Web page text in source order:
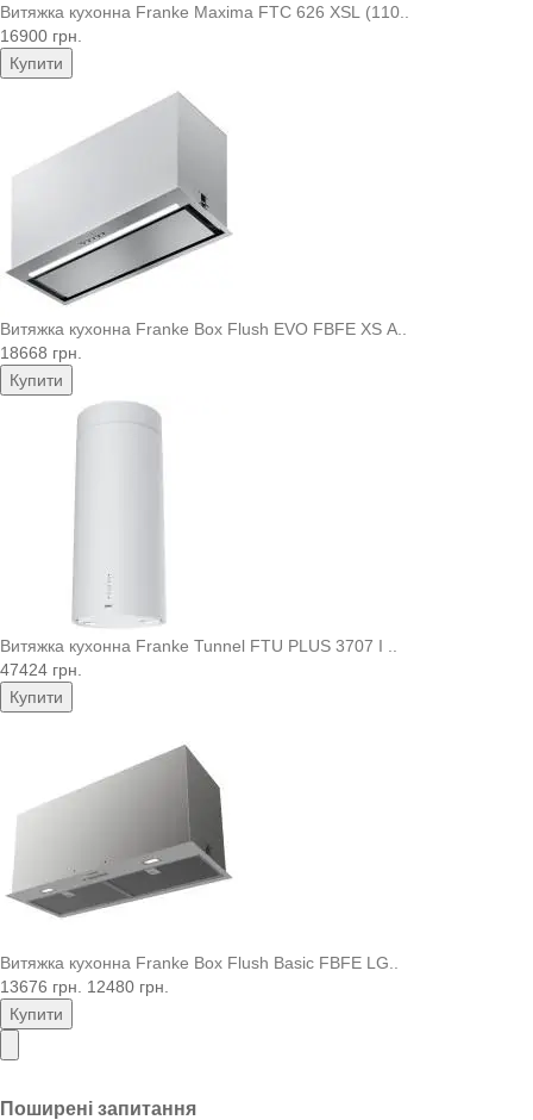
Витяжка кухонна Franke Maxima FTC 626 XSL (110..
16900 грн.
Купити
Витяжка кухонна Franke Box Flush EVO FBFE XS A..
18668 грн.
Купити
Витяжка кухонна Franke Tunnel FTU PLUS 3707 I ..
47424 грн.
Купити
Витяжка кухонна Franke Box Flush Basic FBFE LG..
13676 грн.
12480 грн.
Купити
Поширені запитання